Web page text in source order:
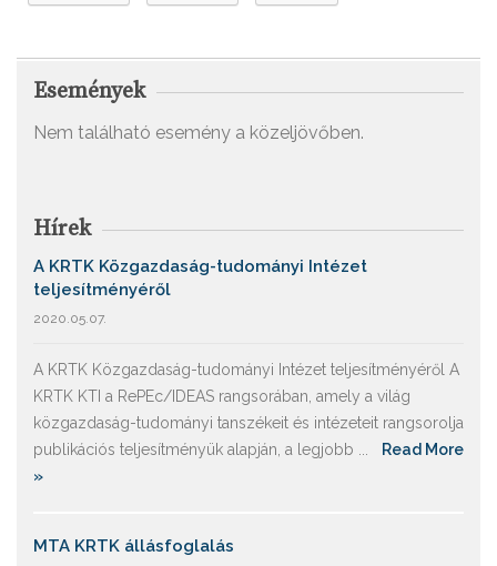
Események
Nem található esemény a közeljövőben.
Hírek
A KRTK Közgazdaság-tudományi Intézet
teljesítményéről
2020.05.07.
A KRTK Közgazdaság-tudományi Intézet teljesítményéről A
KRTK KTI a RePEc/IDEAS rangsorában, amely a világ
közgazdaság-tudományi tanszékeit és intézeteit rangsorolja
publikációs teljesítményük alapján, a legjobb ...
Read More
»
MTA KRTK állásfoglalás